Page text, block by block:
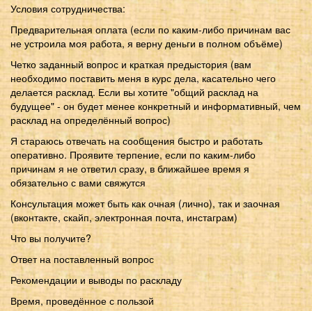
Условия сотрудничества:
Предварительная оплата (если по каким-либо причинам вас
не устроила моя работа, я верну деньги в полном объёме)
Четко заданный вопрос и краткая предыстория (вам
необходимо поставить меня в курс дела, касательно чего
делается расклад. Если вы хотите "общий расклад на
будущее" - он будет менее конкретный и информативный, чем
расклад на определённый вопрос)
Я стараюсь отвечать на сообщения быстро и работать
оперативно. Проявите терпение, если по каким-либо
причинам я не ответил сразу, в ближайшее время я
обязательно с вами свяжутся
Консультация может быть как очная (лично), так и заочная
(вконтакте, скайп, электронная почта, инстаграм)
Что вы получите?
Ответ на поставленный вопрос
Рекомендации и выводы по раскладу
Время, проведённое с пользой